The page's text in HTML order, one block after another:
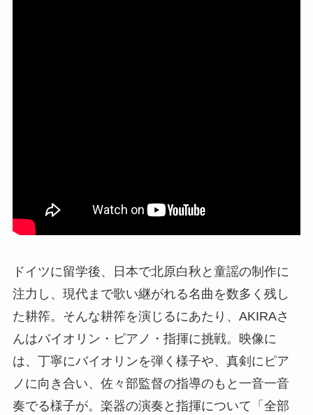
ドイツに留学後、日本で北原白秋と童謡の制作に
注力し、現代まで歌い継がれる名曲を数多く残し
た耕筰。そんな耕筰を演じるにあたり、AKIRAさ
んはバイオリン・ピアノ・指揮に挑戦。映像に
は、丁寧にバイオリンを弾く様子や、真剣にピア
ノに向き合い、佐々部監督の指導のもと一音一音
奏でる様子が。楽器の演奏と指揮について「全部